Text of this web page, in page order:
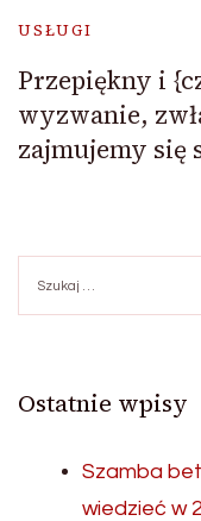
USŁUGI
Przepiękny i
wyzwanie,
zajmujemy się
Ostatnie wpisy
Szamba
wiedzieć w